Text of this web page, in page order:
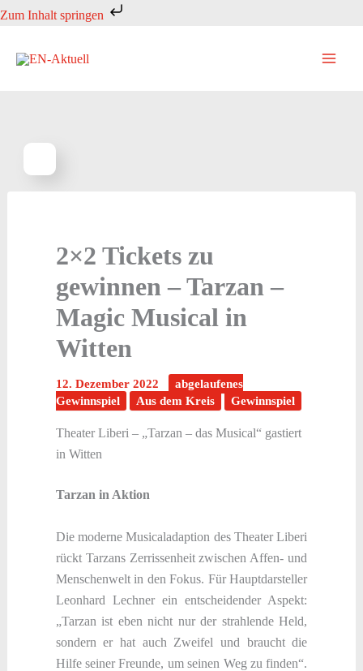
Zum Inhalt springen
Zum
springen
2×2 Tickets zu
gewinnen – Tarzan –
Magic Musical in
Witten
12. Dezember 2022
abgelaufenes
Gewinnspiel
Aus dem Kreis Gewinnspiel
Theater Liberi – „Tarzan – das Musical“ gastiert
in Witten
Tarzan in Aktion
Die moderne Musicaladaption des Theater Liberi
rückt Tarzans Zerrissenheit zwischen Affen- und
Menschenwelt in den Fokus. Für Hauptdarsteller
Leonhard Lechner ein entscheidender Aspekt:
„Tarzan ist eben nicht nur der strahlende Held,
sondern er hat auch Zweifel und braucht die
Hilfe seiner Freunde, um seinen Weg zu finden“.